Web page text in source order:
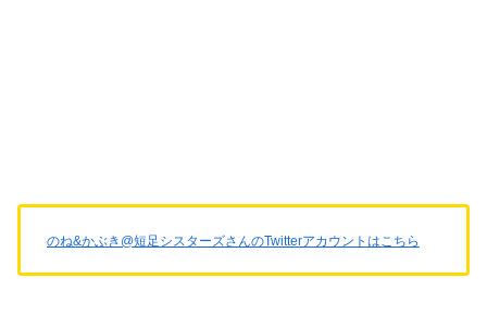
のね&かぶき@短足シスターズさんのTwitterアカウントはこちら